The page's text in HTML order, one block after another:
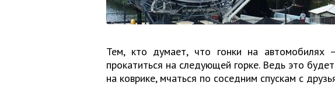
Тем, кто думает, что гонки на автомобилях
прокатиться на следующей горке. Ведь это
на коврике, мчаться по соседним спускам с